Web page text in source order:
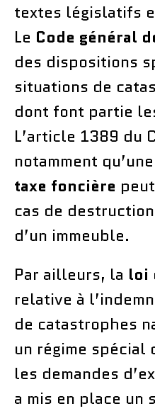
textes législatifs
Le Code général
des dispositions
situations de
dont font partie
L’article 1389 du
notamment
taxe foncière
cas de
d’un immeuble.
Par ailleurs, la loi
relative à
de catastrophes
un régime
les demandes
a mis en place un